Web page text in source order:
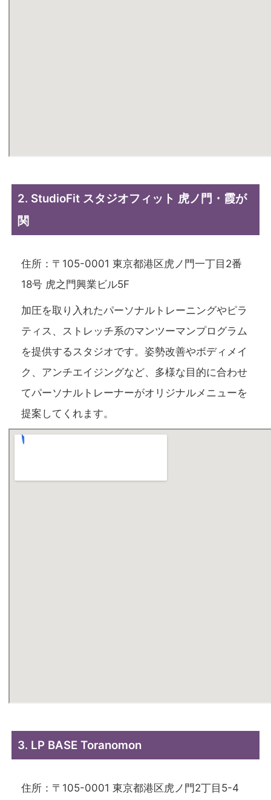
2. StudioFit スタジオフィット 虎ノ門・霞が
関
住所：〒105-0001 東京都港区虎ノ門一丁目2番
18号 虎之門興業ビル5F
加圧を取り入れたパーソナルトレーニングやピラ
ティス、ストレッチ系のマンツーマンプログラム
を提供するスタジオです。姿勢改善やボディメイ
ク、アンチエイジングなど、多様な目的に合わせ
てパーソナルトレーナーがオリジナルメニューを
提案してくれます。
3. LP BASE Toranomon
住所：〒105-0001 東京都港区虎ノ門2丁目5-4